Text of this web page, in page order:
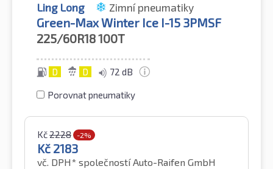
Ling Long Zimní pneumatiky
Green-Max Winter Ice I-15 3PMSF
225/60R18100T
D D 72 dB
Porovnat pneumatiky
Kč2228 -2%
Kč 2183
vč. DPH* společností Auto-Raifen GmbH